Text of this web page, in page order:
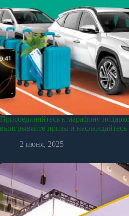
Присоединяйтесь к марафону
выигрывайте призы и
2 июня, 2025